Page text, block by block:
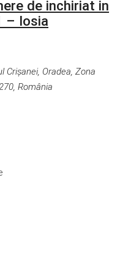
de inchiriat in
– Iosia
Crișanei, Oradea, Zona
România